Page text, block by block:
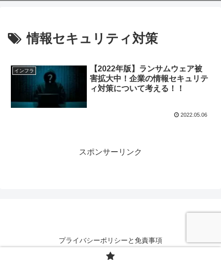
情報セキュリティ対策
インフラ
【2022年版】ランサムウェア被
害拡大中！企業の情報セキュリテ
ィ対策について考える！！
2022.05.06
スポンサーリンク
プライバシーポリシーと免責事項
© 2022 はじめのiT.